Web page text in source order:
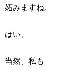
妬みますね。
はい。
当然、私も